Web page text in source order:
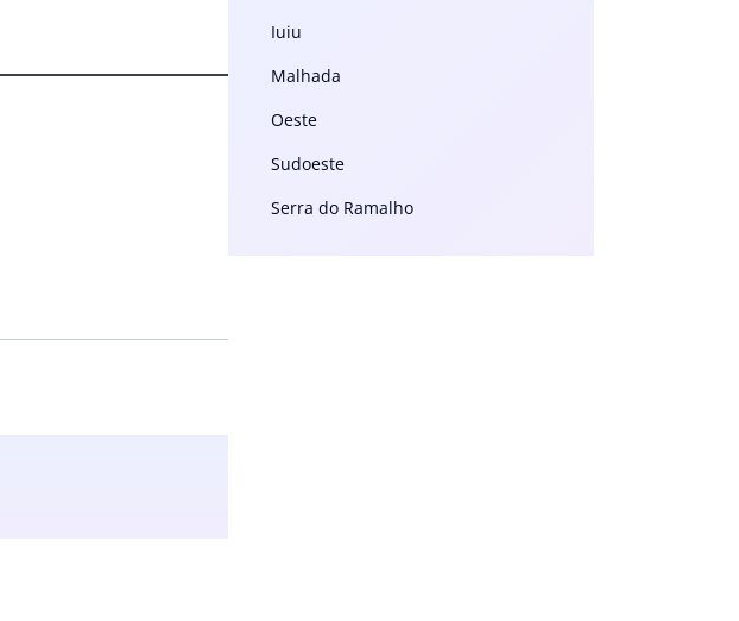
Iuiu
Malhada
Oeste
Sudoeste
Serra do Ramalho